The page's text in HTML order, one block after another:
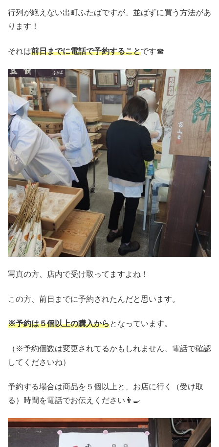
行列が絶えない出町ふたばですが、並ばずに買う方法があ
ります！
それは前日までに電話で予約することです☎
写真の方、店内で受け取ってますよね！
この方、前日までに予約されたんだと思います。
※予約は５個以上の購入からとなっています。
（※予約個数は変更されてるかもしれません、電話で確認
してくださいね）
予約する場合は商品を５個以上と、お店に行く（受け取
る）時間を電話でお伝えください👨‍🍳